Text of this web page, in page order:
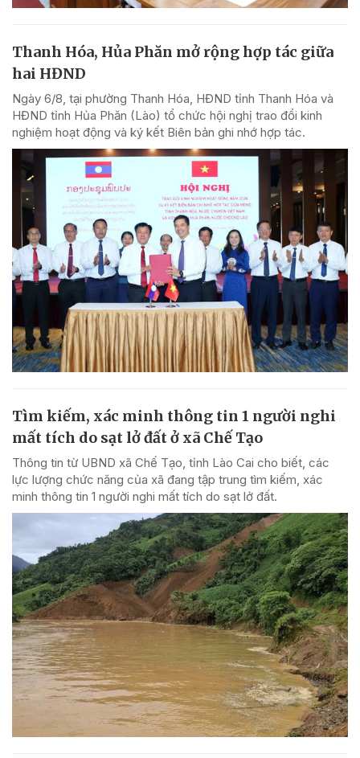
Thanh Hóa, Hủa Phăn mở rộng hợp tác giữa
hai HĐND
Ngày 6/8, tại phường Thanh Hóa, HĐND tỉnh Thanh Hóa và
HĐND tỉnh Hủa Phăn (Lào) tổ chức hội nghị trao đổi kinh
nghiệm hoạt động và ký kết Biên bản ghi nhớ hợp tác.
Tìm kiếm, xác minh thông tin 1 người nghi
mất tích do sạt lở đất ở xã Chế Tạo
Thông tin từ UBND xã Chế Tạo, tỉnh Lào Cai cho biết, các
lực lượng chức năng của xã đang tập trung tìm kiếm, xác
minh thông tin 1 người nghi mất tích do sạt lở đất.